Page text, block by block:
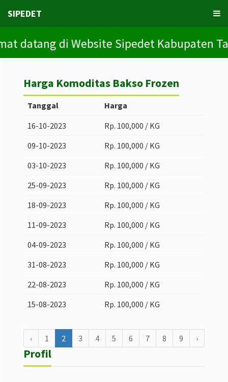
SIPEDET
datang di Website Sipedet Kabupaten
Harga Komoditas Bakso Frozen
Tanggal
Harga
16-10-2023
Rp. 100,000 / KG
09-10-2023
Rp. 100,000 / KG
03-10-2023
Rp. 100,000 / KG
25-09-2023
Rp. 100,000 / KG
18-09-2023
Rp. 100,000 / KG
11-09-2023
Rp. 100,000 / KG
04-09-2023
Rp. 100,000 / KG
31-08-2023
Rp. 100,000 / KG
22-08-2023
Rp. 100,000 / KG
15-08-2023
Rp. 100,000 / KG
‹ 1 2 3 4 5 6 7 8 9 ›
Profil